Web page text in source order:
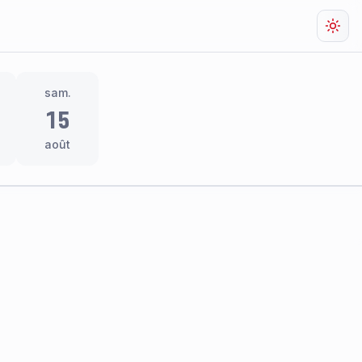
sam.
15
août